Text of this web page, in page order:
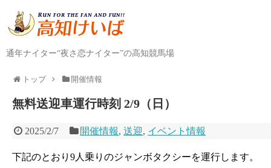
通年ナイター“夜さ恋ナイター”の高知競馬場
トップ 開催情報
無料送迎車運行時刻 2/9（日）
2025/2/7 開催情報,送迎, イベント情報
下記のとおり9人乗りのジャンボタクシーを運行します。